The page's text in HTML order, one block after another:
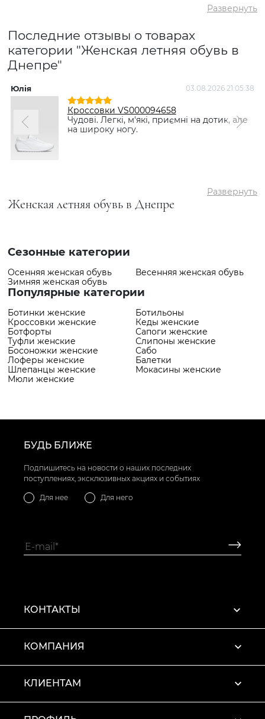
Женская летняя обувь в Днепре
Сезонные категории
Осенняя женская обувь
Весенняя женская обувь
Зимняя женская обувь
Популярные категории
Ботинки женские
Ботильоны
Кроссовки женские
Кеды женские
Ботфорты
Сапоги женские
Туфли женские
Слипоны женские
Босоножки женские
Сабо
Лоферы женские
Балетки
Шлепанцы женские
Мокасины женские
Мюли женские
✅ Самый дешевый
товар
198 грн
✅ Самый дорогой
товар
6688 грн
популярный товар
- 980 грн
Развернуть
Последние отзывы о товарах
категории "Женская летняя обувь в
Днепре"
Юлія 03.08.2026 21:05:38
Кроссовки VS000094658
Чудові. Легкі, м'які, приємні на дотик, але
на широку ногу.
Развернуть
БУДЬ БЛИЖЕ
Подпишитесь на новости о наших последних
поступлениях, эксклюзивных акциях и событиях
Для нее Для него
КОНТАКТЫ
КОМПАНИЯ
КЛИЕНТАМ